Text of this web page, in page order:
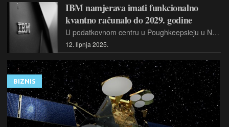
IBM namjerava imati funkcionalno
kvantno računalo do 2029. godine
U podatkovnom centru u Poughkeepsieju u New Yorku (SAD), koji je u izgradnji, bit će izrađeno kvantno računalo Starling. Imat će oko 200 logičkih kubita.
12. lipnja 2025.
BIZNIS